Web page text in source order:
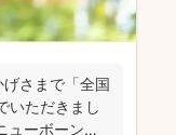
さまで「全国
いただきまし
ューボーンフ